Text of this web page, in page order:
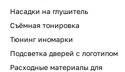
Насадки на глушитель
Съёмная тонировка
Тюнинг иномарки
Подсветка дверей с логотипом
Расходные материалы для